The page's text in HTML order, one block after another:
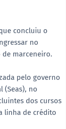
concluiu o
no
de marceneiro.
pelo governo
(Seas), no
dos cursos
linha de crédito